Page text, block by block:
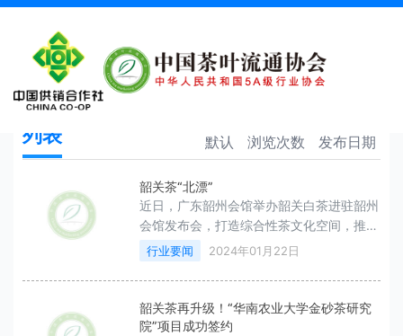
韶关茶 首页
列表 默认 浏览次数 发布日期
韶关茶“北漂”
近日，广东韶州会馆举办韶关白茶进驻韶州
会馆发布会，打造综合性茶文化空间，推广
韶关优质茶产品。
行业要闻 2024年01月22日
韶关茶再升级！“华南农业大学金砂茶研究
院”项目成功签约